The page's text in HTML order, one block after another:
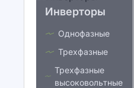
Инверторы
Однофазные
Трехфазные
Трехфазные
высоковольтные